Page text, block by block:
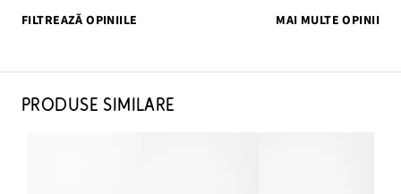
FILTREAZĂ OPINIILE
MAI MULTE OPINII
PRODUSE SIMILARE